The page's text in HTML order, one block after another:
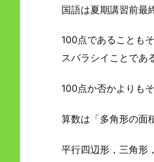
国語は夏期講習前最
100点であることも
スバラシイことであ
100点か否かよりも
算数は「多角形の面
平行四辺形，三角形